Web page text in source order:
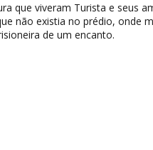
que viveram Turista e seus
não existia no prédio, onde
de um encanto.